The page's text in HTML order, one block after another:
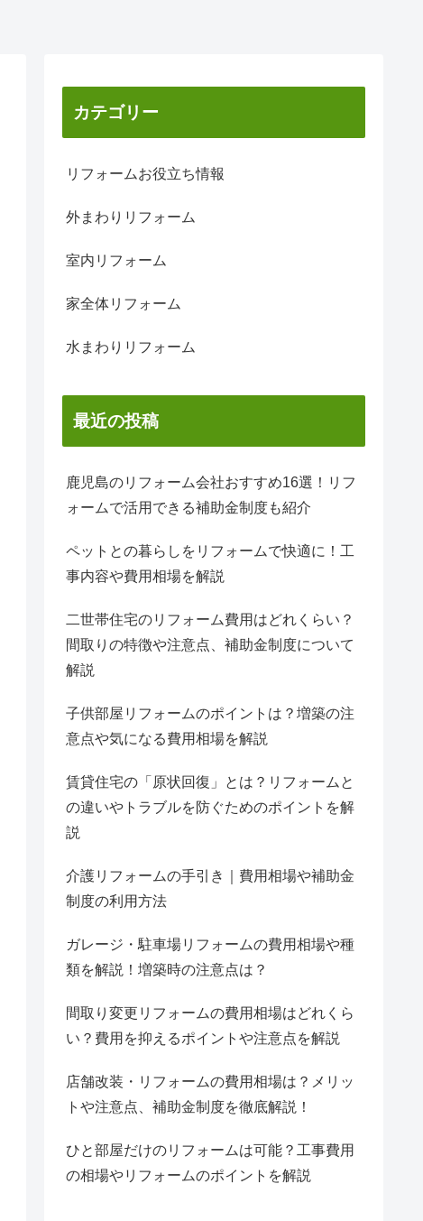
カテゴリー
リフォームお役立ち情報
外まわりリフォーム
室内リフォーム
家全体リフォーム
水まわりリフォーム
最近の投稿
鹿児島のリフォーム会社おすすめ16選！リフ
ォームで活用できる補助金制度も紹介
ペットとの暮らしをリフォームで快適に！工
事内容や費用相場を解説
二世帯住宅のリフォーム費用はどれくらい？
間取りの特徴や注意点、補助金制度について
解説
子供部屋リフォームのポイントは？増築の注
意点や気になる費用相場を解説
賃貸住宅の「原状回復」とは？リフォームと
の違いやトラブルを防ぐためのポイントを解
説
介護リフォームの手引き｜費用相場や補助金
制度の利用方法
ガレージ・駐車場リフォームの費用相場や種
類を解説！増築時の注意点は？
間取り変更リフォームの費用相場はどれくら
い？費用を抑えるポイントや注意点を解説
店舗改装・リフォームの費用相場は？メリッ
トや注意点、補助金制度を徹底解説！
ひと部屋だけのリフォームは可能？工事費用
の相場やリフォームのポイントを解説